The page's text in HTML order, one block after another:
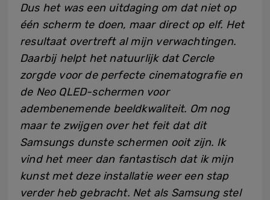
Dus het was een uitdaging om dat niet op
één scherm te doen, maar direct op elf. Het
resultaat overtreft al mijn verwachtingen.
Daarbij helpt het natuurlijk dat Cercle
zorgde voor de perfecte cinematografie en
de Neo QLED-schermen voor
adembenemende beeldkwaliteit. Om nog
maar te zwijgen over het feit dat dit
Samsungs dunste schermen ooit zijn. Ik
vind het meer dan fantastisch dat ik mijn
kunst met deze installatie weer een stap
verder heb gebracht. Net als Samsung stel